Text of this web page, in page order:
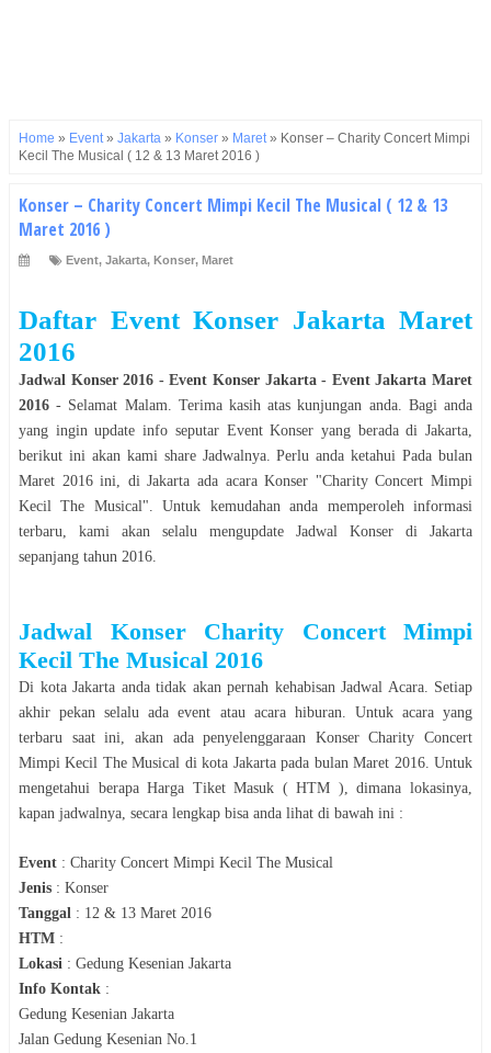
Home » Event» Jakarta » Konser » Maret» Konser – Charity Concert Mimpi
Kecil The Musical ( 12 & 13 Maret 2016 )
Konser – Charity Concert Mimpi Kecil The Musical ( 12 & 13
Maret 2016 )
Event, Jakarta, Konser, Maret
Daftar Event Konser Jakarta Maret
2016
Jadwal Konser 2016 - EventKonser Jakarta- EventJakarta Maret
2016 - Selamat Malam . Terima kasih atas kunjungan anda. Bagi anda
yang ingin update info seputar EventKonser yangberadadiJakarta
berikut ini akan kami share Jadwalnya. Perlu anda ketahui Pada bulan
Maret 2016ini, diJakarta ada acaraKonser "Charity Concert Mimpi
Kecil The Musical ". Untuk kemudahan anda memperoleh informasi
terbaru, kami akan selalu mengupdate Jadwal Konser di Jakarta
sepanjang tahun 2016
Jadwal Konser Charity Concert Mimpi
Kecil The Musical 2016
Di kota Jakarta anda tidak akan pernah kehabisan Jadwal Acara. Setiap
akhir pekan selalu ada event atau acara hiburan. Untuk acara yang
terbaru saat ini, akan ada penyelenggaraan Konser Charity Concert
Mimpi Kecil The Musical di kota Jakarta pada bulanMaret 2016. Untuk
mengetahui berapa Harga Tiket Masuk ( HTM ), dimana lokasinya,
kapan jadwalnya, secara lengkap bisa anda lihat di bawah ini :
Event : Charity Concert Mimpi Kecil The Musical
Jenis : Konser
Tanggal : 12 & 13 Maret 2016
HTM :
Lokasi : Gedung Kesenian Jakarta
Info Kontak :
Gedung Kesenian Jakarta
Jalan Gedung Kesenian No.1